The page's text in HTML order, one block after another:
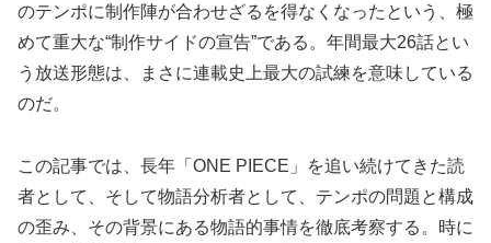
のテンポに制作陣が合わせざるを得なくなったという、極
めて重大な“制作サイドの宣告”である。年間最大26話とい
う放送形態は、まさに連載史上最大の試練を意味している
のだ。
この記事では、長年「ONE PIECE」を追い続けてきた読
者として、そして物語分析者として、テンポの問題と構成
の歪み、その背景にある物語的事情を徹底考察する。時に